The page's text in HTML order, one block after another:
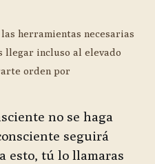
herramientas necesarias
llegar incluso al elevado
orden por
no se haga
seguirá
esto, tú lo llamaras